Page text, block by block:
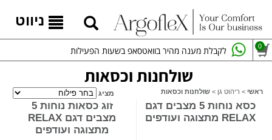
ניווט
לקבלת מענה מהיר בוואטסאפ בשעות הפעילות 0
שולחנות וכסאות
ראשי > ריהוט גן > שולחנות וכסאות מציג
כסא נוחות 5 מצבים דגם
RELAX מתצוגה ועודפים
זוג כסאות נוחות 5
מצבים דגם RELAX
מתצוגה ועודפים